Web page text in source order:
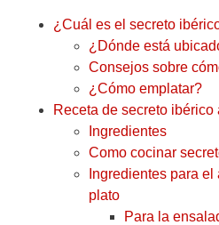
¿Cuál es el secreto
¿Dónde está
Consejos sobre
¿Cómo emplatar?
Receta de secreto ibérico
Ingredientes
Como cocinar
Ingredientes para
plato
Para la